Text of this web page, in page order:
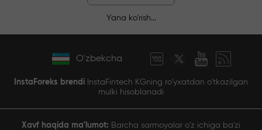
Yana ko'rish...
O'zbekcha
InstaForeks brendi InstaFintech KGning ro'yxatdan o'tkazilgan
mulki hisoblanadi
Xavf haqida ma'lumot: Barcha sarmoyalar o'z ichiga ba'zi